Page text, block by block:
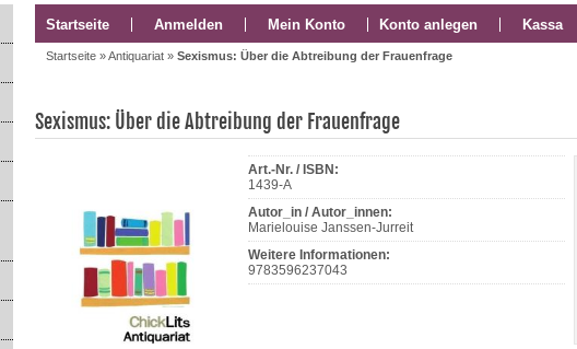
Startseite Anmelden Mein Konto Konto anlegen Kassa
Startseite »Antiquariat » Sexismus: Über die Abtreibung der Frauenfrage
Sexismus: Über die Abtreibung der Frauenfrage
Art.-Nr. / ISBN:
1439-A
Autor_in / Autor_innen:
Marielouise Janssen-Jurreit
Weitere Informationen:
9783596237043